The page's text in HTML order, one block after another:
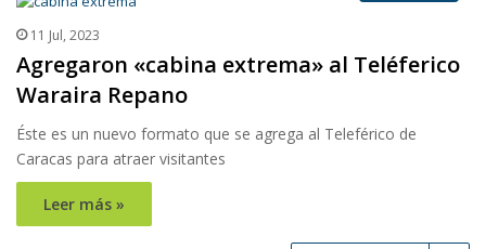
11 Jul, 2023
Agregaron «cabina extrema» al Teléferico
Waraira Repano
Éste es un nuevo formato que se agrega al Teleférico de
Caracas para atraer visitantes
Leer más »